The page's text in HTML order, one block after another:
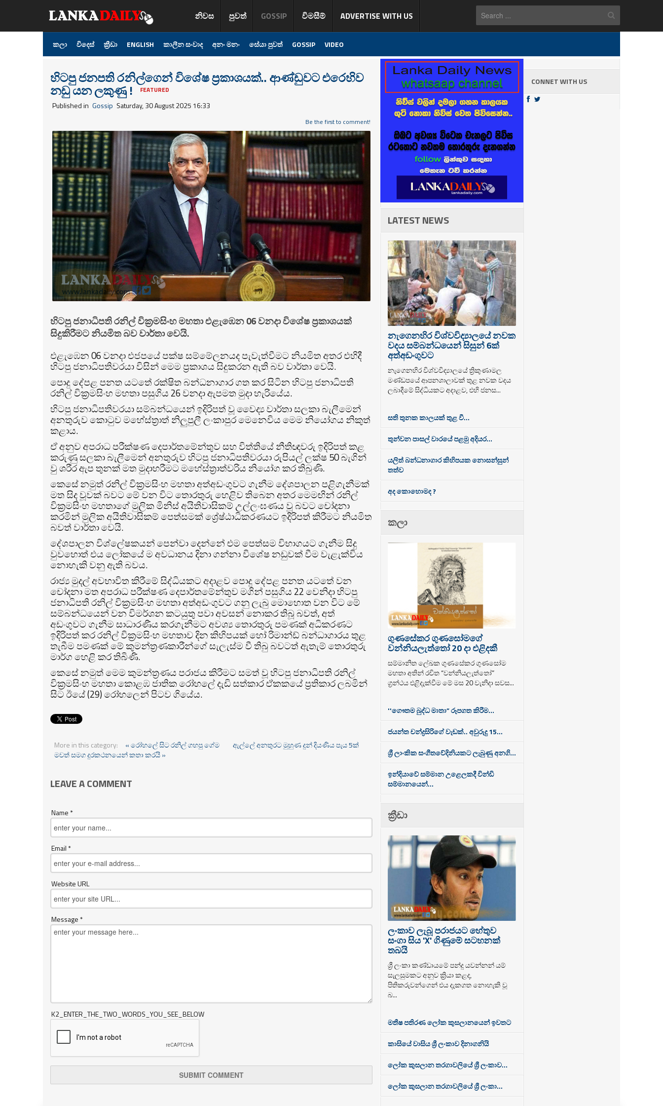
නිවස පුවත් GOSSIP විමසීම් ADVERTISE WITH US
කලා විදෙස් ක්‍රීඩා ENGLISH කාලීන සංවාද අනං මනං සේයා පුවත් GOSSIP VIDEO
හිටපු ජනපති රනිල්ගෙන් විශේෂ ප්‍රකාශයක්.. ආණ්ඩුවට එරෙහිව
නඩු යන ලකුණු !FEATURED
Published in Gossip Saturday, 30 August 2025 16:33
Be the first to comment!
හිටපු ජනාධිපති රනිල් වික්‍රමසිංහ මහතා එළැඹෙන 06 වනදා විශේෂ ප්‍රකාශයක්
සිදුකිරීමට නියමිත බව වාර්තා වෙයි.
එළැඹෙන 06 වනදා එජපයේ පක්ෂ සම්මේලනයද පැවැත්වීමට නියමිත අතර එහිදී
හිටපු ජනාධිපතිවරයා විසින් මෙම ප්‍රකාශය සිදුකරන ඇති බව වාර්තා වෙයි.
පොදු දේපළ පනත යටතේ රක්ෂිත බන්ධනාගාර ගත කර සිටින හිටපු ජනාධිපති
රනිල් වික්‍රමසිංහ මහතා පසුගිය 26 වනදා ඇපමත මුදා හැරියේය.
හිටපු ජනාධිපතිවරයා සම්බන්ධයෙන් ඉදිරිපත් වූ වෛද්‍ය වාර්තා සලකා බැලීමෙන්
අනතුරුව කොටුව මහේස්ත්‍රාත් නිලුපුලී ලංකාපුර මෙනෙවිය මෙම නියෝගය නිකුත්
කළාය.
ඒ අනුව අපරාධ පරීක්ෂණ දෙපාර්තමේන්තුව සහ විත්තියේ නීතිඥවරු ඉදිරිපත් කළ
කරුණු සලකා බැලීමෙන් අනතුරුව හිටපු ජනාධිපතිවරයා රුපියල් ලක්ෂ 50 බැගින්
වු ශරීර ඇප තුනක් මත මුදාහරීමට මහේස්ත්‍රාත්වරිය නියෝග කර තිබුණි.
කෙසේ නමුත් රනිල් වික්‍රමසිංහ මහතා අත්අඩංගුවට ගැනීම දේශපාලන පළිගැනීමක්
මත සිද වූවක් බවට මේ වන විට තොරතුරු හෙළිව තිබෙන අතර මෙමඟින් රනිල්
වික්‍රමසිංහ මහතාගේ මුලික මිනිස් අයිතිවාසිකම් උල්ලංඝණය වූ බවට චෝදනා
කරමින් මුලික අයිතිවාසිකම් පෙත්සමක් ශ්‍රේෂ්ඨාධිකරණයට ඉදිරිපත් කිරීමට නියමිත
බවත් වාර්තා වෙයි.
දේශපාලන විශ්ලේෂකයන් පෙන්වා දෙන්නේ එම පෙත්සම විභාගයට ගැනීම සිදු
වුවහොත් එය ලෝකයේ ම අවධානය දිනා ගන්නා විශේෂ නඩුවක් වීම වැළැක්විය
නොහැකි වනු ඇති බවය.
රාජ්‍ය මුදල් අවභාවිත කිරීමේ සිද්ධියකට අදාළව පොදු දේපළ පනත යටතේ වන
චෝදනා මත අපරාධ පරීක්ෂණ දෙපාර්තමේන්තුව මගින් පසුගිය 22 වෙනිදා හිටපු
ජනාධිපති රනිල් වික්‍රමසිංහ මහතා අත්අඩංගුවට ගනු ලැබු මොහොත වන විට මේ
සම්බන්ධයෙන් වන විමර්ශන කටයුතු පවා අවසන් නොකර තිබූ බවත්, අත්
අඩංගුවට ගැනීම සාධාරණීය කරගැනීමට අවශ්‍ය තොරතුරු පමණක් අධිකරණට
ඉදිරිපත් කර රනිල් වික්‍රමසිංහ මහතාව දින කිහිපයක් හෝ රිමාන්ඩ් බන්ධාගාරය තුළ
තැබීම පමණක් මේ කුමන්ත්‍රණකාරීන්ගේ සැලැස්ම වී තිබු බවටත් ඇතැම් තොරතුරු
මාර්ග හෙළි කර තිබිණි.
කෙසේ නමුත් මෙම කුමන්ත්‍රණය පරාජය කිරීමට සමත් වූ හිටපු ජනාධිපති රනිල්
වික්‍රමසිංහ මහතා කොළඹ ජාතික රෝහලේ දැඩි සත්කාර ඒකකයේ ප්‍රතිකාර ලබමින්
සිට ඊයේ (29) රෝහලෙන් පිටව ගියේය.
More in this category: « රෝහලේ සිට රනිල් ගහපු ගේම
ඇල්ලේ අනතුරට මුහුණ දුන් දියණිය පැය 5ක්
මවත් සමග දුරකථනයෙන් කතා කරයි »
LEAVE A COMMENT
Name *
Email *
Website URL
Message *
K2_ENTER_THE_TWO_WORDS_YOU_SEE_BELOW
LATEST NEWS
නැගෙනහිර විශ්වවිද්‍යාලයේ නවක
වදය සම්බන්ධයෙන් සිසුන් 6ක්
අත්අඩංගුවට
නැගෙනහිර විශ්වවිද්‍යාලයේ ත්‍රිකුණාමල
මණ්ඩපයේ ආපනශාලාවක් තුළ නවක වදය
ලබාදීමේ සිද්ධියකට අදාළව, එහි ජනස...
සති තුනක කාලයක් තුළ වී...
තුන්වන පාසල් වාරයේ පළමු අදියර...
යලිත් බන්ධනාගාර කිහිපයක නොසන්සුන්
තත්ව
අද කොහොමද ?
කලා
ගුණසේකර ගුණසෝමගේ
වන්නියලැත්තෝ 20 දා එළිදකී
සම්මානිත ලේඛක ගුණසේකර ගුණසෝම
මහතා අතින් රචිත “වන්නියලැත්තෝ”
ග්‍රන්ථය එළිදැක්වීම මේ මස 20 වැනිදා සවස...
''ගෞතම බුද්ධ මාතා” රූපගත කිරීම...
ජයන්ත චන්ද්‍රසිරිගේ වැඩක්.. අවුරුදු 15...
ශ්‍රී ලාංකික සංගීතවේදිනියකට ලැබුණු අනගි...
ඉන්දියාවේ සම්මාන උළෙලකදී වින්ඩි
සම්මානයෙන්...
ක්‍රීඩා
ලංකාව ලැබූ පරාජයට හේතුව
සංගා සිය 'X' ගිණුමේ සටහනක්
තබයි
ශ්‍රී ලංකා කණ්ඩායමේ පන්දු යවන්නන් යම්
සැලසුමකට අනුව ක්‍රියා කළද,
පිතිකරුවන්ගෙන් එය දැකගත නොහැකි වූ
බ...
මතීෂ පතිරණ ලෝක කුසලානයෙන් ඉවතට
කාසියේ වාසිය ශ්‍රී ලංකාව දිනාගනියි
ලෝක කුසලාන තරගාවලියේ ශ්‍රී ලංකාව...
ලෝක කුසලාන තරගාවලියේ ශ්‍රී ලංකා...
CONNET WITH US